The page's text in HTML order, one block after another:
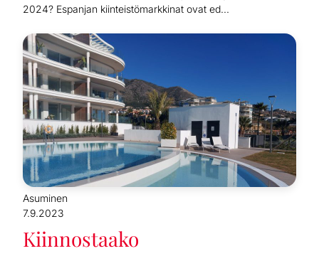
2024? Espanjan kiinteistömarkkinat ovat ed...
Asuminen
7.9.2023
Kiinnostaako